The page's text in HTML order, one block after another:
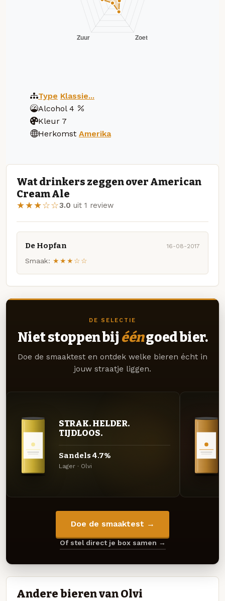
Type Klassie...
Alcohol 4
Kleur 7
Herkomst Amerika
Wat drinkers zeggen over American
Cream Ale
★★★☆☆3.0 uit 1 review
De Hopfan 16-08-2017
Smaak: ★★★☆☆
DE SELECTIE
Niet stoppen bij ééngoed bier.
Doe de smaaktest en ontdek welke bieren écht in
jouw straatje liggen.
STRAK. HELDER.
TIJDLOOS.
Sandels 4.7%
Lager · Olvi
Doe de smaaktest →
Of stel direct je box samen →
Andere bieren van Olvi